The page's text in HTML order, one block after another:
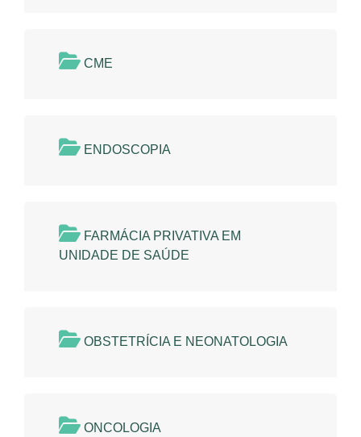
CME
ENDOSCOPIA
FARMÁCIA PRIVATIVA EM
UNIDADE DE SAÚDE
OBSTETRÍCIA E NEONATOLOGIA
ONCOLOGIA